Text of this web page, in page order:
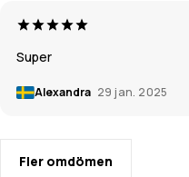
Super
Alexandra 29 jan. 2025
Fler omdömen